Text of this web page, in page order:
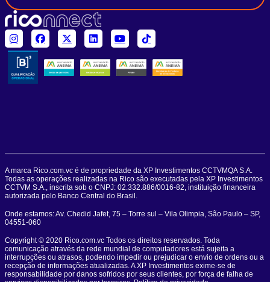
A marca Rico.com.vc é de propriedade da XP Investimentos CCTVMQA S.A.
Todas as operações realizadas na Rico são executadas pela XP Investimentos
CCTVM S.A., inscrita sob o CNPJ: 02.332.886/0016-82, instituição financeira
autorizada pelo Banco Central do Brasil.
Onde estamos: Av. Chedid Jafet, 75 – Torre sul – Vila Olimpia, São Paulo – SP,
04551-060
Copyright © 2020 Rico.com.vc Todos os direitos reservados. Toda
comunicação através da rede mundial de computadores está sujeita a
interrupções ou atrasos, podendo impedir ou prejudicar o envio de ordens ou a
recepção de informações atualizadas. A XP Investimentos exime-se de
responsabilidade por danos sofridos por seus clientes, por força de falha de